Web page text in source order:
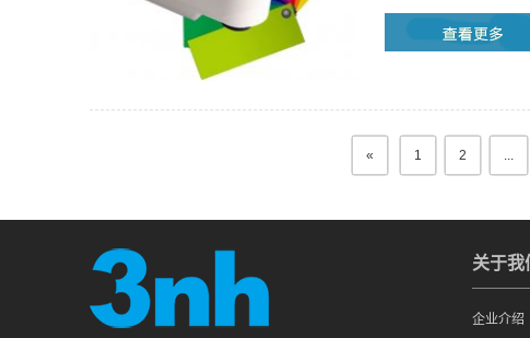
« 1 2 ...
关于我
企业介绍